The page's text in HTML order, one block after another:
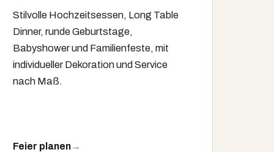
Stilvolle Hochzeitsessen, Long Table
Dinner, runde Geburtstage,
Babyshower und Familienfeste, mit
individueller Dekoration und Service
nach Maß.
Feier planen